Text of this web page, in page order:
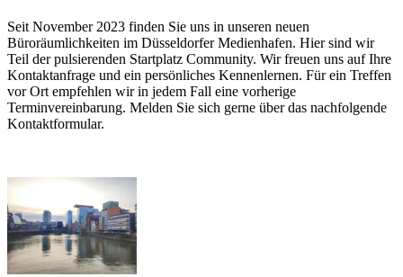
Seit November 2023 finden Sie uns in unseren neuen
Büroräumlichkeiten im Düsseldorfer Medienhafen. Hier sind wir
Teil der pulsierenden Startplatz Community. Wir freuen uns auf Ihre
Kontaktanfrage und ein persönliches Kennenlernen. Für ein Treffen
vor Ort empfehlen wir in jedem Fall eine vorherige
Terminvereinbarung. Melden Sie sich gerne über das nachfolgende
Kontaktformular.